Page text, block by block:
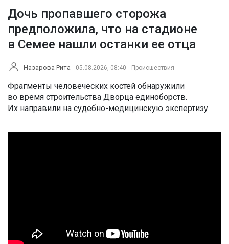
Дочь пропавшего сторожа
предположила, что на стадионе
в Семее нашли останки ее отца
Назарова Рита 05.08.2026, 08:40 Происшествия
Фрагменты человеческих костей обнаружили
во время строительства Дворца единоборств.
Их направили на судебно-медицинскую экспертизу